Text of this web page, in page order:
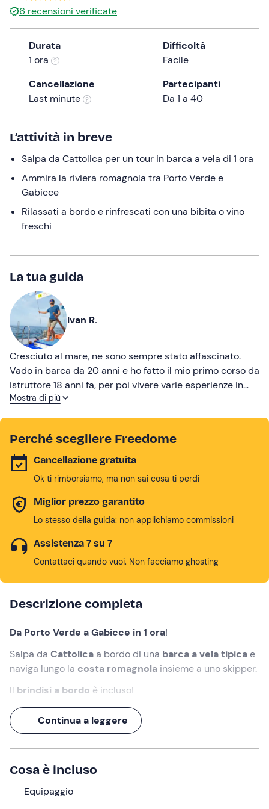
the
question
mark
keyboard
shortcuts
for
changing
dates.
6 recensioni verificate
Durata
1 ora
Difficoltà
Facile
Cancellazione
Last minute
Partecipanti
Da 1 a 40
L’attività in breve
Salpa da Cattolica per un tour in barca a vela di 1 ora
Ammira la riviera romagnola tra Porto Verde e
Gabicce
Rilassati a bordo e rinfrescati con una bibita o vino
freschi
La tua guida
Ivan R.
Cresciuto al mare, ne sono sempre stato affascinato.
Vado in barca da 20 anni e ho fatto il mio primo corso da
istruttore 18 anni fa, per poi vivere varie esperienze in
gran parte del mediterraneo e una traversata
Adriatico, davanti al quale sono cresciuto. A bordo del
cutter romagnolo storico ti porterò alla scoperta della
nostra costa. Insieme scopriremo la sua bellezza, i suoi
colori e i suoi segreti. A presto a bordo!
Mostra di più
Perché scegliere Freedome
Cancellazione gratuita
Ok ti rimborsiamo, ma non sai cosa ti perdi
Miglior prezzo garantito
Lo stesso della guida: non applichiamo commissioni
Assistenza 7 su 7
Contattaci quando vuoi. Non facciamo ghosting
Descrizione completa
Da Porto Verde a Gabicce in 1 ora!
Salpa da Cattolica a bordo di una barca a vela tipica e
naviga lungo la costa romagnola insieme a uno skipper.
Il brindisi a bordo è incluso!
Cosa faremo
L'appuntamento è15 minuti prima
punto di ritrovo aCattolica (RN). Ad attenderci
troveremo lo
skipper
escursione alla scoperta delle bellezze della
romagnola.
Continua a leggere
Cosa è incluso
Equipaggio